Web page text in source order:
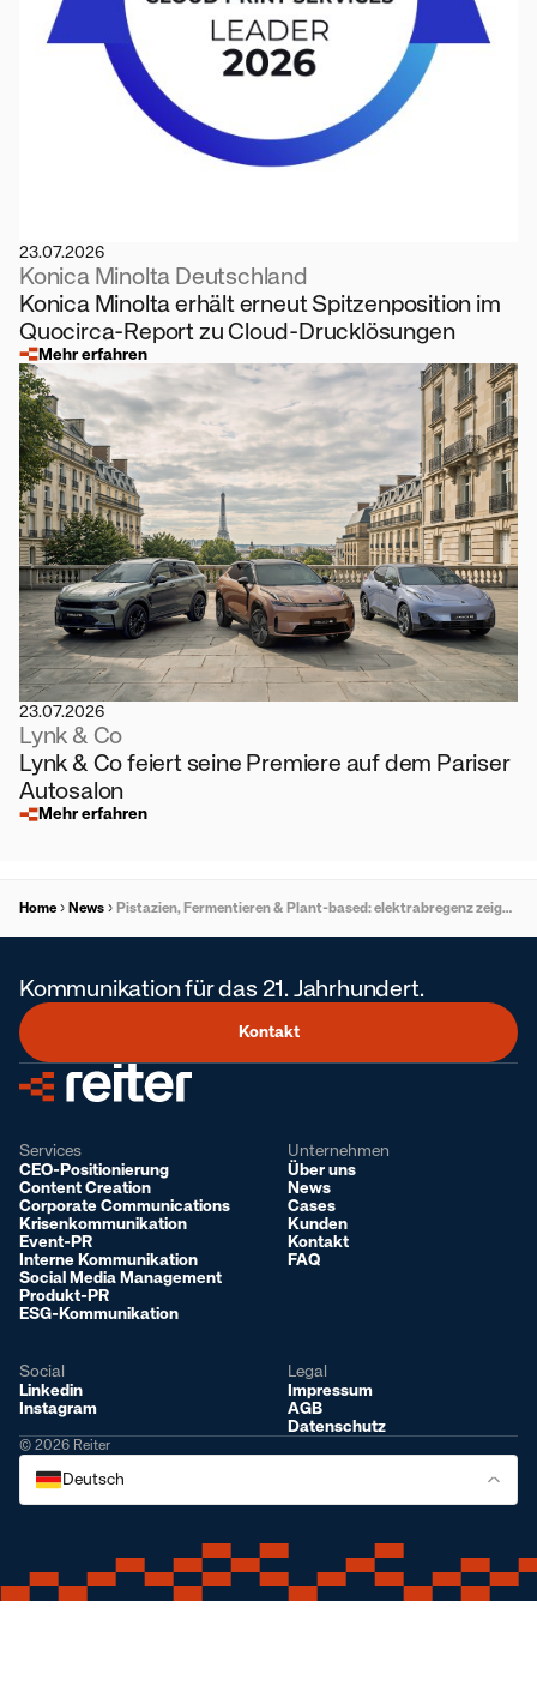
23.07.2026
Konica Minolta Deutschland
Konica Minolta erhält erneut Spitzenposition im
Quocirca-Report zu Cloud-Drucklösungen
Mehr erfahren
23.07.2026
Lynk & Co
Lynk & Co feiert seine Premiere auf dem Pariser
Autosalon
Mehr erfahren
Home News Pistazien, Fermentieren & Plant-based: elektrabregenz zeigt aktuelle Koch- und Foodtrends 2025
Kommunikation für das 21. Jahrhundert.
Kontakt
Services
CEO-Positionierung
Content Creation
Corporate Communications
Krisenkommunikation
Event-PR
Interne Kommunikation
Social Media Management
Produkt-PR
ESG-Kommunikation
Unternehmen
Über uns
News
Cases
Kunden
Kontakt
FAQ
Social
Linkedin
Instagram
Legal
Impressum
AGB
Datenschutz
© 2026 Reiter
Deutsch